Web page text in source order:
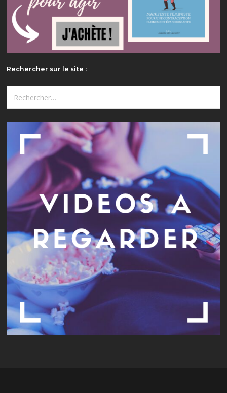
Rechercher sur le site :
Rechercher :